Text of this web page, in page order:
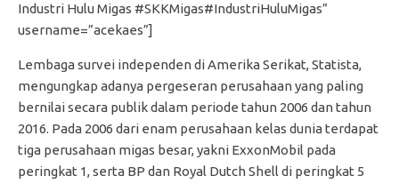
Industri Hulu Migas #SKKMigas#IndustriHuluMigas”
username=”acekaes”]
Lembaga survei independen di Amerika Serikat, Statista,
mengungkap adanya pergeseran perusahaan yang paling
bernilai secara publik dalam periode tahun 2006 dan tahun
2016. Pada 2006 dari enam perusahaan kelas dunia terdapat
tiga perusahaan migas besar, yakni ExxonMobil pada
peringkat 1, serta BP dan Royal Dutch Shell di peringkat 5